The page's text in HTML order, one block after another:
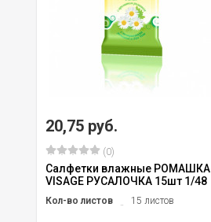
20,75 руб.
(0)
Салфетки влажные РОМАШКА
VISAGE РУСАЛОЧКА 15шт 1/48
Кол-во листов 15 листов